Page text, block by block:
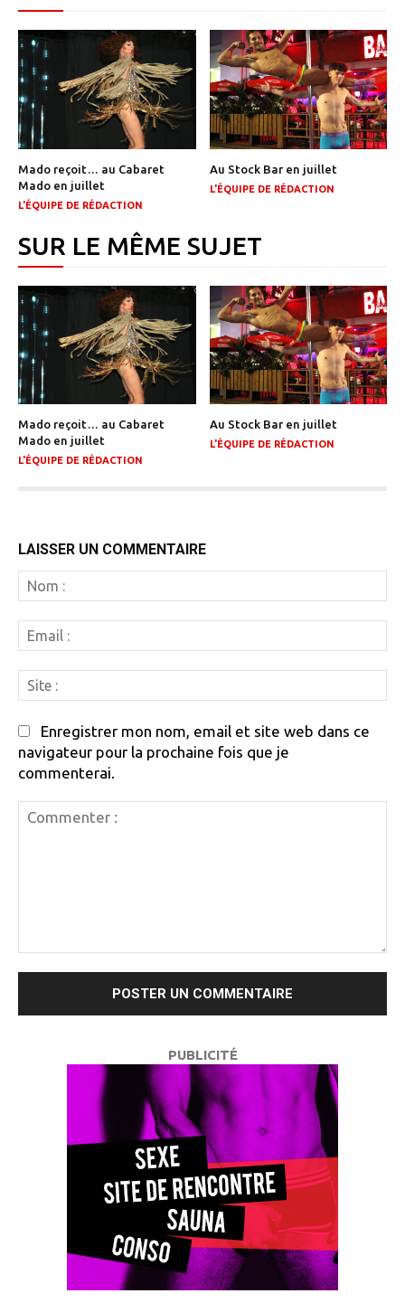
Mado reçoit… au Cabaret
Mado en juillet
L'ÉQUIPE DE RÉDACTION
Au Stock Bar en juillet
L'ÉQUIPE DE RÉDACTION
SUR LE MÊME SUJET
Mado reçoit… au Cabaret
Mado en juillet
L'ÉQUIPE DE RÉDACTION
Au Stock Bar en juillet
L'ÉQUIPE DE RÉDACTION
LAISSER UN COMMENTAIRE
:
:
:
Enregistrer mon nom, email et site web dans ce
navigateur pour la prochaine fois que je
commenterai.
PUBLICITÉ